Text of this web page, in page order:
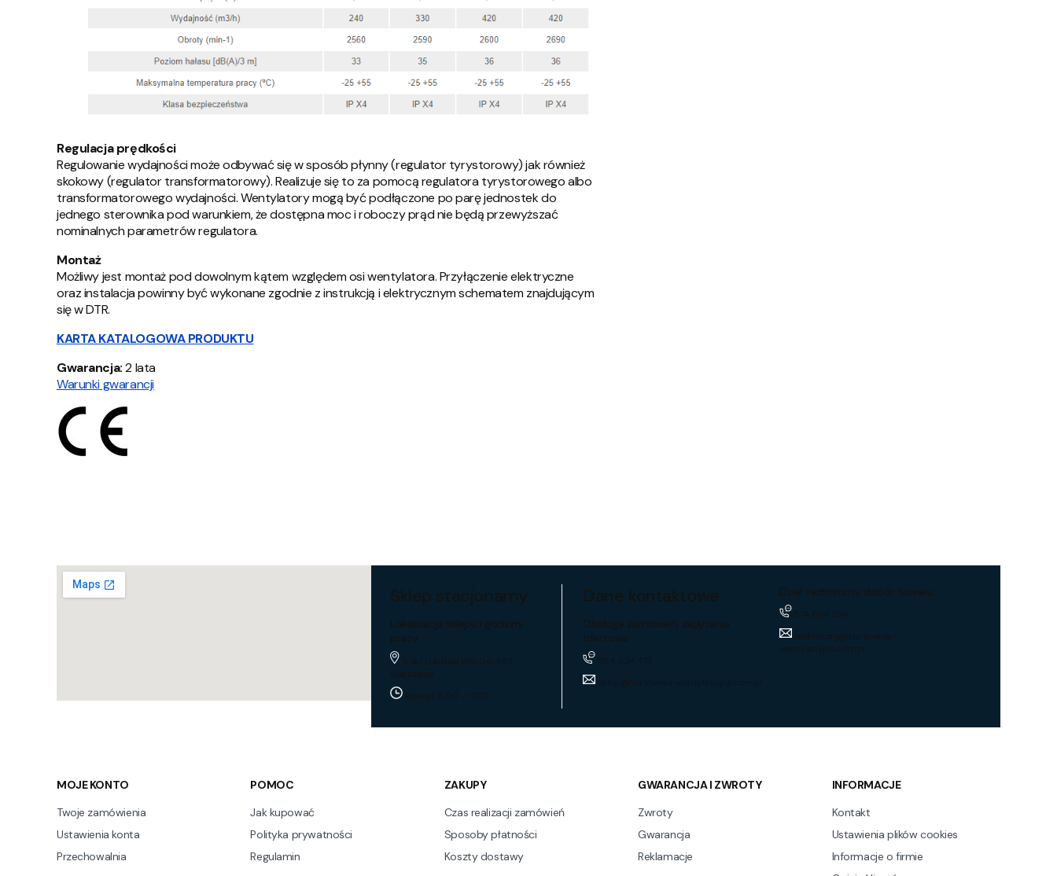
Regulacja prędkości
Regulowanie wydajności może odbywać się w sposób płynny (regulator tyrystorowy) jak również
skokowy (regulator transformatorowy). Realizuje się to za pomocą regulatora tyrystorowego albo
transformatorowego wydajności. Wentylatory mogą być podłączone po parę jednostek do
jednego sterownika pod warunkiem, że dostępna moc i roboczy prąd nie będą przewyższać
nominalnych parametrów regulatora.
Montaż
Możliwy jest montaż pod dowolnym kątem względem osi wentylatora. Przyłączenie elektryczne
oraz instalacja powinny być wykonane zgodnie z instrukcją i elektrycznym schematem znajdującym
się w DTR.
KARTA KATALOGOWA PRODUKTU
Gwarancja:2 lata
Warunki gwarancji
Sklep stacjonarny
Lokalizacja sklepu i godziny
pracy
Trakt Lubelski 195, 04-667
Warszawa
Pon-pt: 8:00 - 17:00
Dane kontaktowe
Obsługa zamówień, zapytania
ofertowe
884 024 451
sklep@hurtownia-wentylacyjna.com.pl
Dział techniczny, dobór towaru
574 694 534
techniczny@hurtownia-
wentylacyjna.com.pl
Linki w stopce
MOJE KONTO
Twoje zamówienia
Ustawienia konta
Przechowalnia
POMOC
Jak kupować
Polityka prywatności
Regulamin
ZAKUPY
Czas realizacji zamówień
Sposoby płatności
Koszty dostawy
GWARANCJA I ZWROTY
Zwroty
Gwarancja
Reklamacje
INFORMACJE
Kontakt
Ustawienia plików cookies
Informacje o firmie